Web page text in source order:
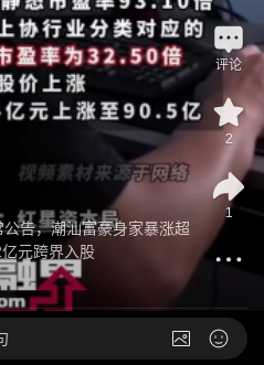
告，潮汕富豪身家暴涨超
元跨界入股
评论
2
1